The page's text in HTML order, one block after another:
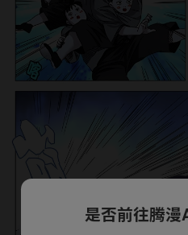
是否前往腾